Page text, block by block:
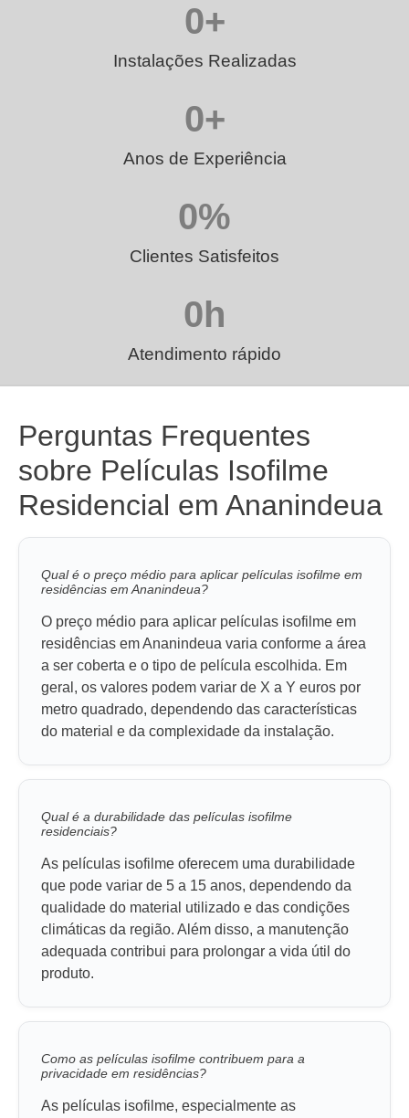
Instalações Realizadas
0+
Anos de Experiência
0+
Clientes Satisfeitos
0%
Atendimento rápido
0h
Perguntas Frequentes
sobre Películas Isofilme
Residencial em Ananindeua
Qual é o preço médio para aplicar películas isofilme em
residências em Ananindeua?
O preço médio para aplicar películas isofilme em
residências em Ananindeua varia conforme a área
a ser coberta e o tipo de película escolhida. Em
geral, os valores podem variar de X a Y euros por
metro quadrado, dependendo das características
do material e da complexidade da instalação.
Qual é a durabilidade das películas isofilme
residenciais?
As películas isofilme oferecem uma durabilidade
que pode variar de 5 a 15 anos, dependendo da
qualidade do material utilizado e das condições
climáticas da região. Além disso, a manutenção
adequada contribui para prolongar a vida útil do
produto.
Como as películas isofilme contribuem para a
privacidade em residências?
As películas isofilme, especialmente as